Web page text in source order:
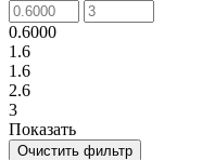
0.6000
1.6
1.6
2.6
3
Показать
Очистить фильтр